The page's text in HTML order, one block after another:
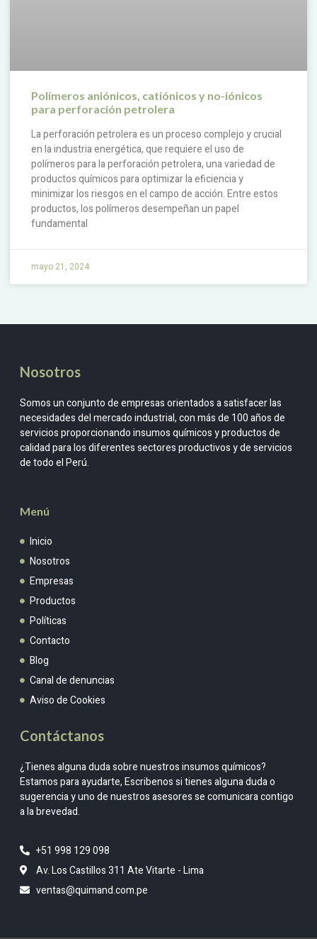
Polímeros aniónicos, catiónicos y no-iónicos
para perforación petrolera
La perforación petrolera es un proceso complejo y crucial
en la industria energética, que requiere el uso de
polímeros para la perforación petrolera, una variedad de
productos químicos para optimizar la eficiencia y
minimizar los riesgos en el campo de acción. Entre estos
productos, los polímeros desempeñan un papel
fundamental
mayo 21, 2024
Nosotros
Somos un conjunto de empresas orientados a satisfacer las
necesidades del mercado industrial, con más de 100 años de
servicios proporcionando insumos químicos y productos de
calidad para los diferentes sectores productivos y de servicios
de todo el Perú.
Menú
Inicio
Nosotros
Empresas
Productos
Políticas
Contacto
Blog
Canal de denuncias
Aviso de Cookies
Contáctanos
¿Tienes alguna duda sobre nuestros insumos químicos?
Estamos para ayudarte, Escribenos si tienes alguna duda o
sugerencia y uno de nuestros asesores se comunicara contigo
a la brevedad.
+51 998 129 098
Av. Los Castillos 311 Ate Vitarte - Lima
ventas@quimand.com.pe